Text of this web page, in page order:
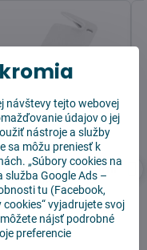
nástroj Xiaomi
- white
návštevy tejto webovej
údajov o jej
nástroje a služby
sa môžu preniesť k
„Súbory cookies na
služba Google Ads –
tu (Facebook,
vyjadrujete svoj
nájsť podrobné
preferencie